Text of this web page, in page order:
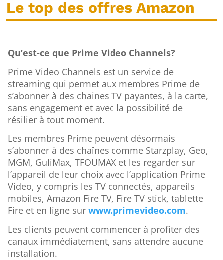
Le top des offres Amazon
Qu’est-ce que Prime Video Channels?
Prime Video Channels est un service de
streaming qui permet aux membres Prime de
s’abonner à des chaines TV payantes, à la carte,
sans engagement et avec la possibilité de
résilier à tout moment.
Les membres Prime peuvent désormais
s’abonner à des chaînes comme Starzplay, Geo,
MGM, GuliMax, TFOUMAX et les regarder sur
l’appareil de leur choix avec l’application Prime
Video, y compris les TV connectés, appareils
mobiles, Amazon Fire TV, Fire TV stick, tablette
Fire et en ligne surwww.primevideo.com.
Les clients peuvent commencer à profiter des
canaux immédiatement, sans attendre aucune
installation.